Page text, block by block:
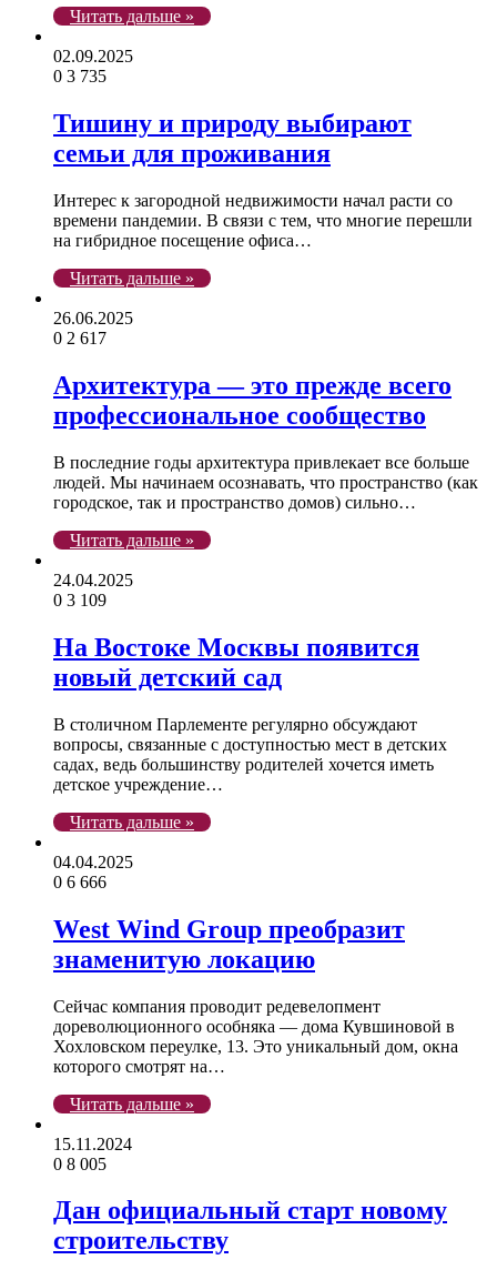
Читать дальше »
02.09.2025
0 3 735
Тишину и природу выбирают
семьи для проживания
Интерес к загородной недвижимости начал расти со
времени пандемии. В связи с тем, что многие перешли
на гибридное посещение офиса…
Читать дальше »
26.06.2025
0 2 617
Архитектура — это прежде всего
профессиональное сообщество
В последние годы архитектура привлекает все больше
людей. Мы начинаем осознавать, что пространство (как
городское, так и пространство домов) сильно…
Читать дальше »
24.04.2025
0 3 109
На Востоке Москвы появится
новый детский сад
В столичном Парлементе регулярно обсуждают
вопросы, связанные с доступностью мест в детских
садах, ведь большинству родителей хочется иметь
детское учреждение…
Читать дальше »
04.04.2025
0 6 666
West Wind Group преобразит
знаменитую локацию
Сейчас компания проводит редевелопмент
дореволюционного особняка — дома Кувшиновой в
Хохловском переулке, 13. Это уникальный дом, окна
которого смотрят на…
Читать дальше »
15.11.2024
0 8 005
Дан официальный старт новому
строительству